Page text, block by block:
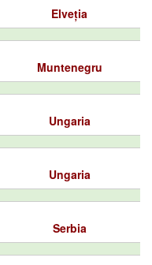
Elveția
Muntenegru
Ungaria
Ungaria
Serbia